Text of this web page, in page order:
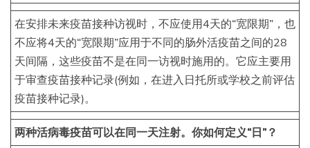
在安排未来疫苗接种访视时，不应使用4天的“宽限期”，也
不应将4天的“宽限期”应用于不同的肠外活疫苗之间的28
天间隔，这些疫苗不是在同一访视时施用的。它应主要用
于审查疫苗接种记录(例如，在进入日托所或学校之前评估
疫苗接种记录)。
两种活病毒疫苗可以在同一天注射。你如何定义“日”？